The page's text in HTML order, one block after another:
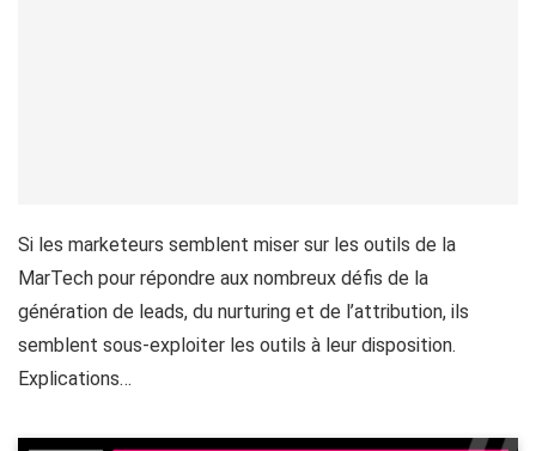
Si les marketeurs semblent miser sur les outils de la
MarTech pour répondre aux nombreux défis de la
génération de leads, du nurturing et de l’attribution, ils
semblent sous-exploiter les outils à leur disposition.
Explications…